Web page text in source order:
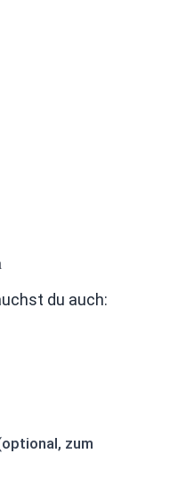
du auch:
zum